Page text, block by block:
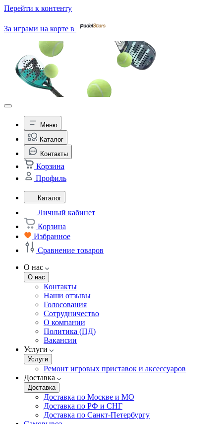
Перейти к контенту
За играми на корте в
Меню
Каталог
Контакты
Корзина
Профиль
Каталог
Личный кабинет
Корзина
Избранное
Сравнение товаров
О нас
О нас
Контакты
Наши отзывы
Голосования
Сотрудничество
О компании
Политика (ПД)
Вакансии
Услуги
Услуги
Ремонт игровых приставок и аксессуаров
Доставка
Доставка
Доставка по Москве и МО
Доставка по РФ и СНГ
Доставка по Санкт-Петербургу